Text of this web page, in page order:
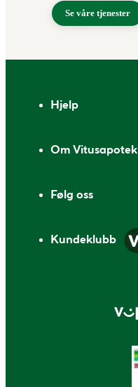
Se våre tjenester
Hjelp
Om Vitusapotek
Følg oss
Kundeklubb